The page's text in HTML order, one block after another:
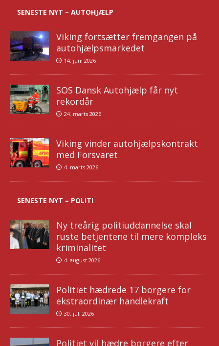
SENESTE NYT – AUTOHJÆLP
Viking fortsætter fremgangen på
autohjælpsmarkedet
14. juni 2026
SOS Dansk Autohjælp får nyt
rekordår
24. marts 2026
Viking vinder autohjælpskontrakt
med Forsvaret
4. marts 2026
SENESTE NYT – POLITI
Ny treårig politiuddannelse skal
ruste betjentene til mere kompleks
kriminalitet
4. august 2026
Politiet hædrede 17 borgere for
ekstraordinær handlekraft
30. juli 2026
Politiet vil hædre borgere efter